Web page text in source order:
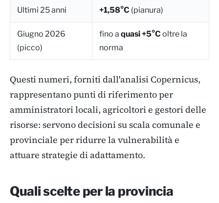
Ultimi 25 anni +1,58°C (pianura)
Giugno 2026
(picco)
fino a quasi +5°C oltre la
norma
Questi numeri, forniti dall'analisi Copernicus,
rappresentano punti di riferimento per
amministratori locali, agricoltori e gestori delle
risorse: servono decisioni su scala comunale e
provinciale per ridurre la vulnerabilità e
attuare strategie di adattamento.
Quali scelte per la provincia